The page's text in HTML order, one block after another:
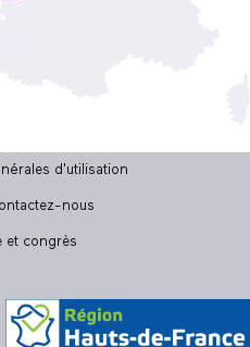
d'utilisation
nous
et congrès